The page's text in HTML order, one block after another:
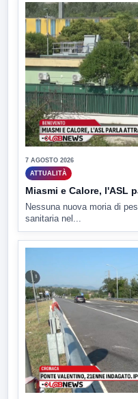
7 AGOSTO 2026
ATTUALITÀ
Miasmi e Calore, l'ASL
Nessuna nuova moria di
sanitaria nel...